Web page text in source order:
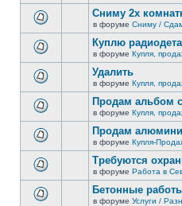
новых
непрочитанных
сообщений.
новых
непрочитанных
сообщений.
новых
непрочитанных
сообщений.
Сниму 2х
в форуме Сниму /
новых
непрочитанных
сообщений.
Куплю
в форуме Купля,
новых
непрочитанных
сообщений.
Удалить
в форуме Купля,
новых
непрочитанных
сообщений.
Продам альбом
в форуме Купля,
новых
непрочитанных
сообщений.
Продам
в форуме Купля-
Требуются
в форуме Работа в
Бетонные
в форуме Услуги /